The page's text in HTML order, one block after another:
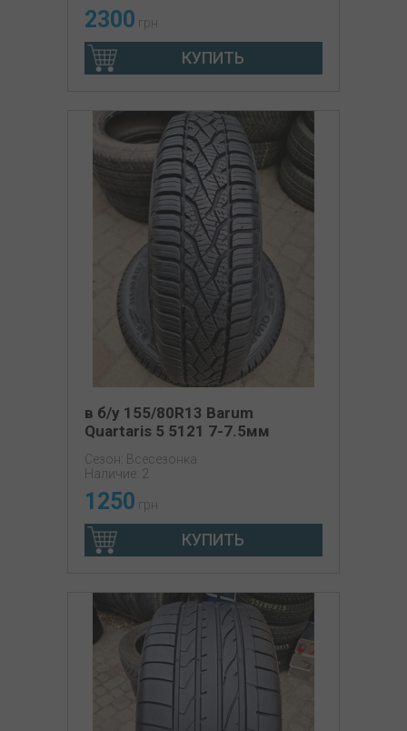
2300 грн
КУПИТЬ
в б/у 155/80R13 Barum
Quartaris 5 5121 7-7.5мм
Сезон: Всесезонка
Наличие: 2
1250 грн
КУПИТЬ